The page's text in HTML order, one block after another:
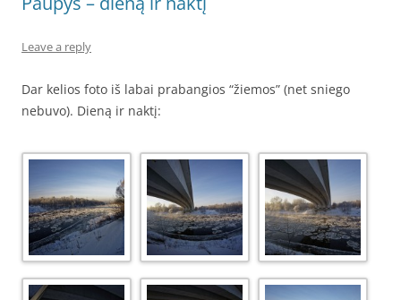
Leave a reply
Dar kelios foto iš labai prabangios “žiemos” (net sniego
nebuvo). Dieną ir naktį: